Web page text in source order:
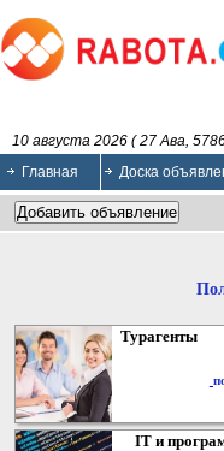
10 августа 2026 ( 27 Ава,
Главная
Доска
Турагенты
IT и